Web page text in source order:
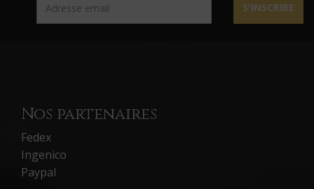
S'INSCRIRE
Nos partenaires
Fedex
Ingenico
Paypal